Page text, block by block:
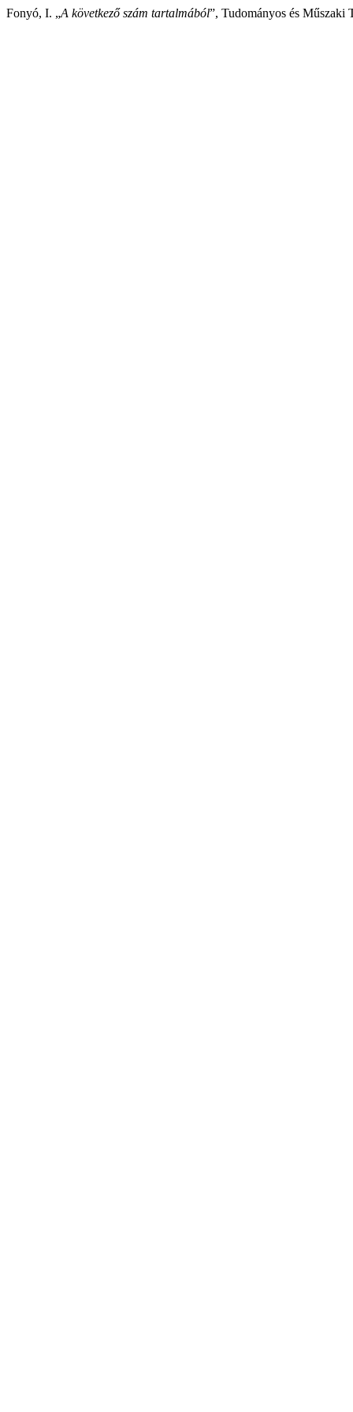
Fonyó, I. „A következő szám tartalmából”, Tudományos és Műszaki